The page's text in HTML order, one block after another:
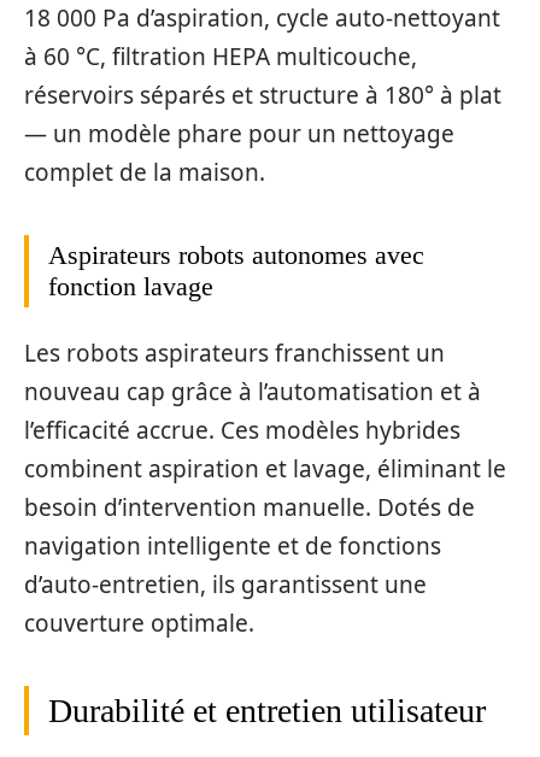
18 000 Pa d’aspiration, cycle auto-nettoyant
à 60 °C, filtration HEPA multicouche,
réservoirs séparés et structure à 180° à plat
— un modèle phare pour un nettoyage
complet de la maison.
Aspirateurs robots autonomes avec
fonction lavage
Les robots aspirateurs franchissent un
nouveau cap grâce à l’automatisation et à
l’efficacité accrue. Ces modèles hybrides
combinent aspiration et lavage, éliminant le
besoin d’intervention manuelle. Dotés de
navigation intelligente et de fonctions
d’auto-entretien, ils garantissent une
couverture optimale.
Durabilité et entretien utilisateur